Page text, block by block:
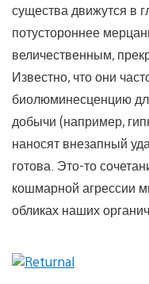
существа движутся в
потустороннее
величественным,
Известно, что они
биолюминесценцию
добычи (например,
наносят внезапный
готова. Это-то
кошмарной агрессии
обликах наших